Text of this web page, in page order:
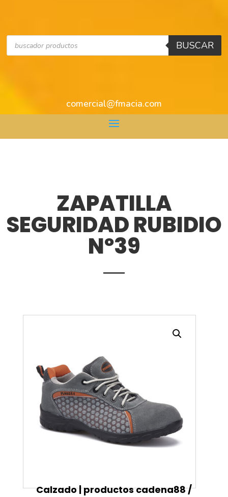
Búsqueda
de
productos
BUSCAR
comercial@fmacia.com
ZAPATILLA
SEGURIDAD RUBIDIO
Nº39
Calzado | productos cadena88/